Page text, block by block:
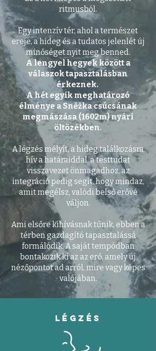
ritmusból.
Egy intenzív tér, ahol a természet
ereje, a hideg és a tudatos jelenlét új
minőséget nyit meg benned.
A lengyel hegyek között a
válaszok tapasztalásban
érkeznek.
A hét egyik meghatározó
élménye a Sněžka csúcsának
megmászása (1602m) nyári
öltözékben.
A légzés mélyít, a hideg találkozásra
hív a határaiddal, a testtudat
visszavezet önmagadhoz, az
integráció pedig segít, hogy mindaz,
amit megélsz, valódi belső erővé
váljon.
Ami elsőre kihívásnak tűnik, ebben a
térben gazdagító tapasztalássá
formálódik. A saját tempódban
bontakozik ki az az erő, amely új
nézőpontot ad arról, mire vagy képes
valójában.
légzés